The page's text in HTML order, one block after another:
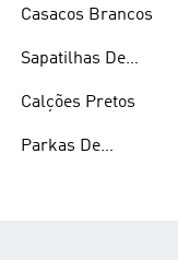
Casacos Brancos
Sapatilhas De
Calções Pretos
Parkas De